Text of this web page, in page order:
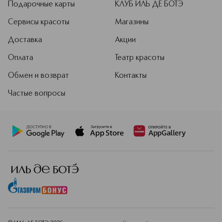
Подарочные карты
Сервисы красоты
Доставка
Оплата
Обмен и возврат
Частые вопросы
КЛУБ ИЛЬ ДЕ БОТЭ
Магазины
Акции
Театр красоты
Контакты